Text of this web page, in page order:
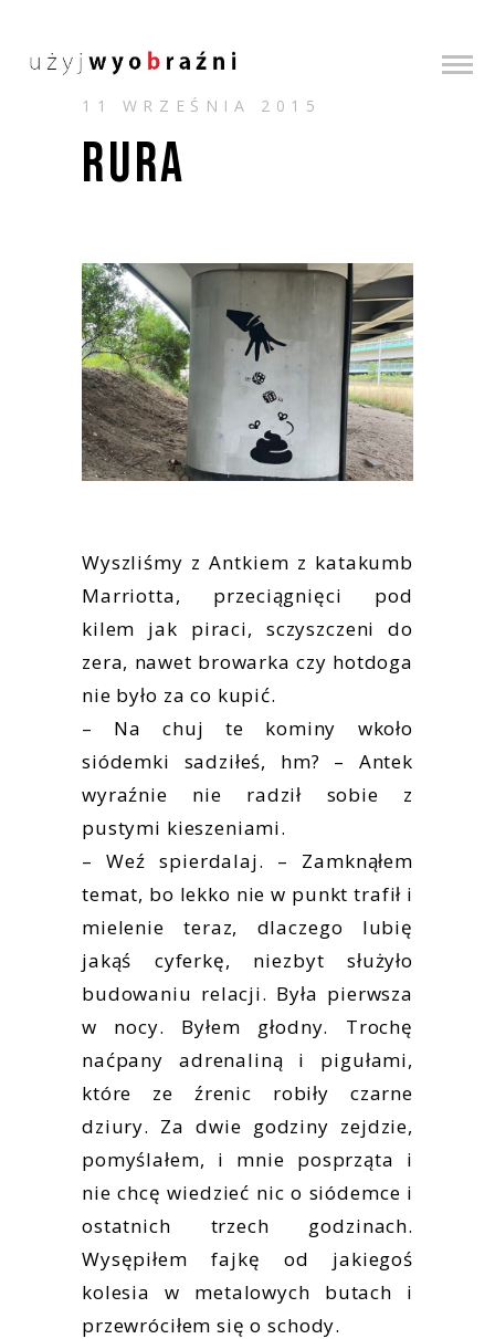
11 WRZEŚNIA 2015
RURA
Wyszliśmy z Antkiem z katakumb
Marriotta, przeciągnięci pod
kilem jak piraci, sczyszczeni do
zera, nawet browarka czy hotdoga
nie było za co kupić.
– Na chuj te kominy wkoło
siódemki sadziłeś, hm? – Antek
wyraźnie nie radził sobie z
pustymi kieszeniami.
– Weź spierdalaj. – Zamknąłem
temat, bo lekko nie w punkt trafił i
mielenie teraz, dlaczego lubię
jakąś cyferkę, niezbyt służyło
budowaniu relacji. Była pierwsza
w nocy. Byłem głodny. Trochę
naćpany adrenaliną i pigułami,
które ze źrenic robiły czarne
dziury. Za dwie godziny zejdzie,
pomyślałem, i mnie posprząta i
nie chcę wiedzieć nic o siódemce i
ostatnich trzech godzinach.
Wysępiłem fajkę od jakiegoś
kolesia w metalowych butach i
przewróciłem się o schody.